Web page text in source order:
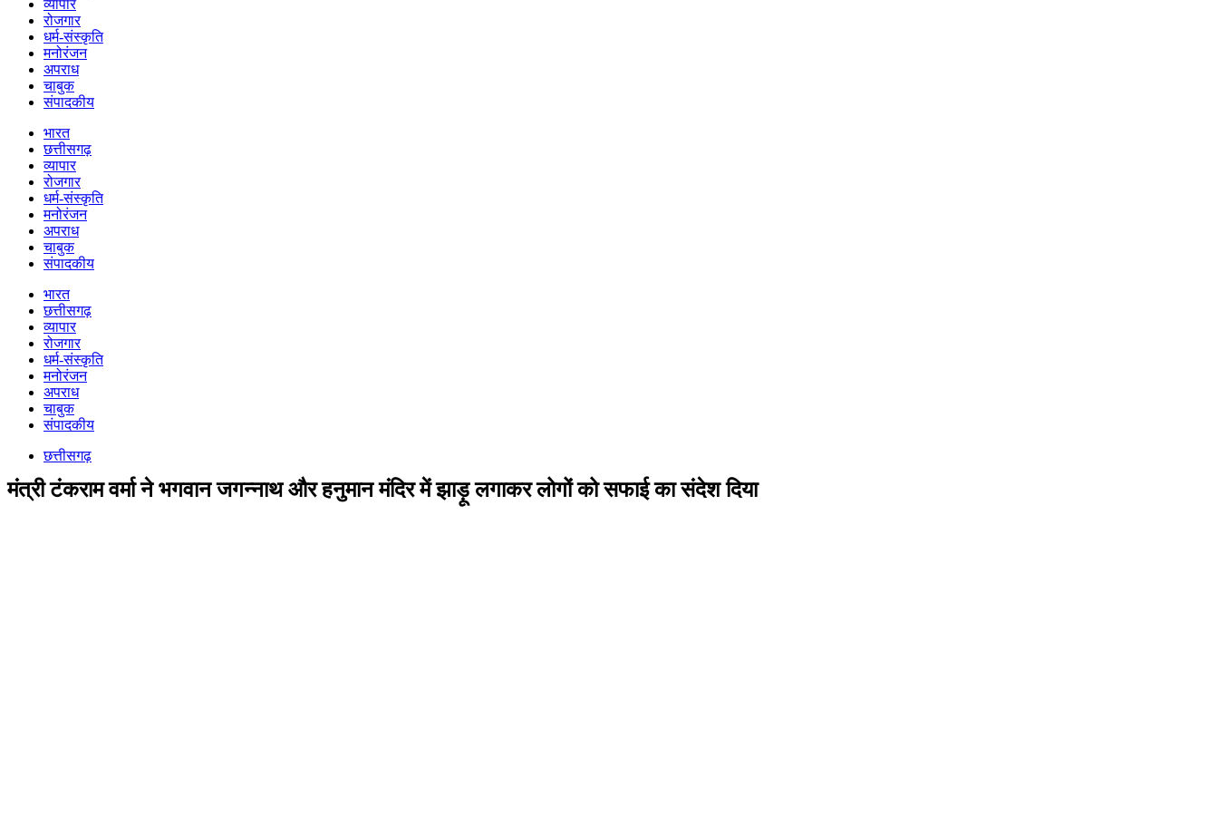
व्यापार
रोजगार
धर्म-संस्कृति
मनोरंजन
अपराध
चाबुक
संपादकीय
भारत
छत्तीसगढ़
व्यापार
रोजगार
धर्म-संस्कृति
मनोरंजन
अपराध
चाबुक
संपादकीय
भारत
छत्तीसगढ़
व्यापार
रोजगार
धर्म-संस्कृति
मनोरंजन
अपराध
चाबुक
संपादकीय
छत्तीसगढ़
मंत्री टंकराम वर्मा ने भगवान जगन्नाथ और हनुमान मंदिर में झाड़ू लगाकर लोगों को सफाई का संदेश दिया